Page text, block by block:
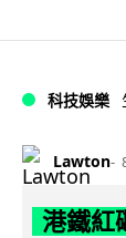
科技娛樂
Lawton
港鐵紅